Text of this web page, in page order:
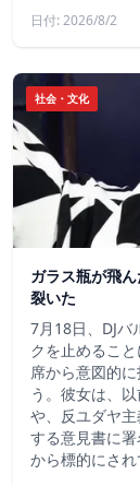
日付: 2026/8/2
社会・文化
ガラス瓶が飛
裂いた
7月18日、DJバ
クを止めるこ
席から意図的
う。彼女は、
や、反ユダヤ
する意見書に
から標的にされ